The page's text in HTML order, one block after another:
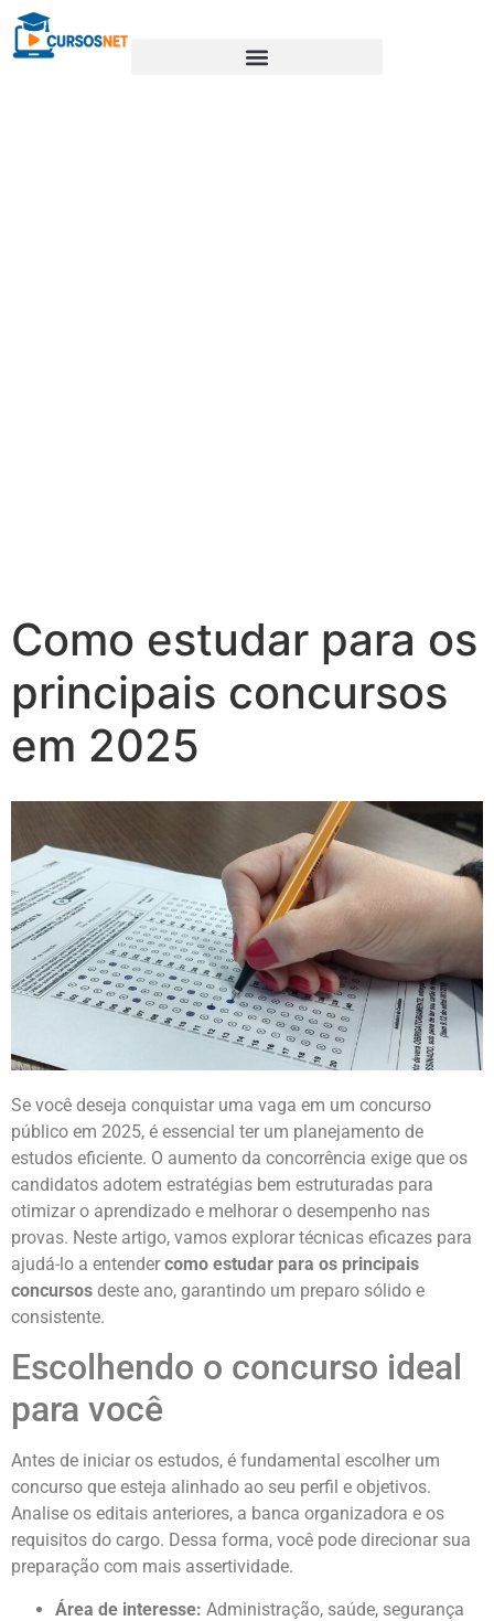
Como estudar para os
principais concursos
em 2025
Se você deseja conquistar uma vaga em um concurso
público em 2025, é essencial ter um planejamento de
estudos eficiente. O aumento da concorrência exige que os
candidatos adotem estratégias bem estruturadas para
otimizar o aprendizado e melhorar o desempenho nas
provas. Neste artigo, vamos explorar técnicas eficazes para
ajudá-lo a entender como estudar para os principais
concursos deste ano, garantindo um preparo sólido e
consistente.
Escolhendo o concurso ideal
para você
Antes de iniciar os estudos, é fundamental escolher um
concurso que esteja alinhado ao seu perfil e objetivos.
Analise os editais anteriores, a banca organizadora e os
requisitos do cargo. Dessa forma, você pode direcionar sua
preparação com mais assertividade.
Área de interesse: Administração, saúde, segurança